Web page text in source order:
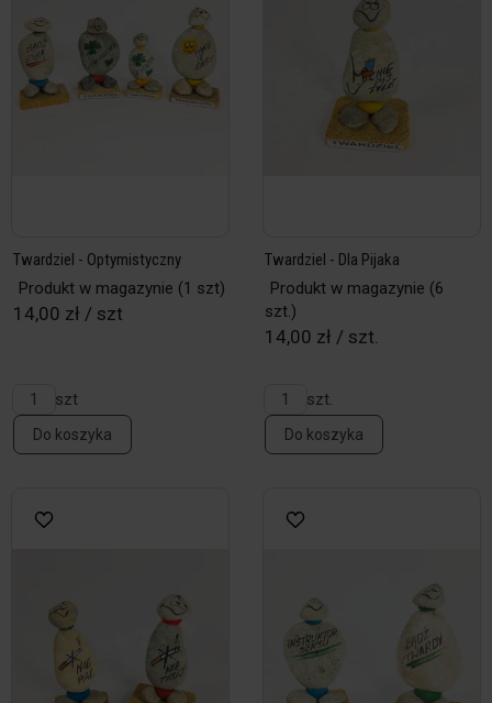
Twardziel - Optymistyczny
Produkt w magazynie (1 szt)
14,00 zł / szt
szt
Do koszyka
Twardziel - Dla Pijaka
Produkt w magazynie (6
szt.)
14,00 zł / szt.
szt.
Do koszyka